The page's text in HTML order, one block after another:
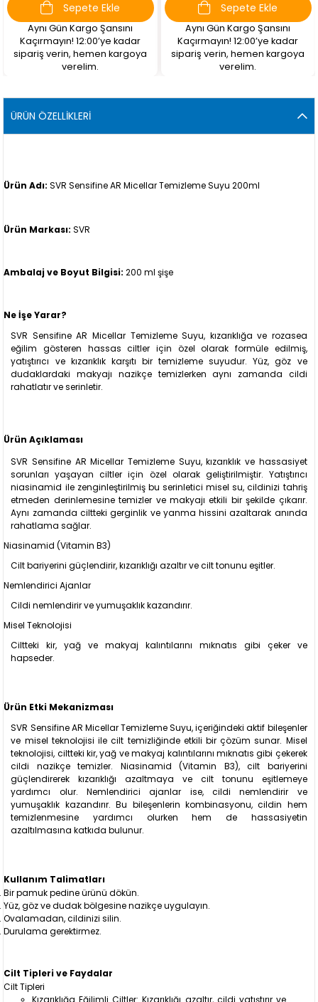
Sepete Ekle
Aynı Gün Kargo Şansını
Kaçırmayın! 12:00’ye kadar
sipariş verin, hemen kargoya
verelim.
Sepete Ekle
Aynı Gün Kargo Şansını
Kaçırmayın! 12:00’ye kadar
sipariş verin, hemen kargoya
verelim.
ÜRÜN ÖZELLIKLERI
Ürün Adı:SVR Sensifine AR Micellar Temizleme Suyu 200ml
Ürün Markası:SVR
Ambalaj ve Boyut Bilgisi:200 ml şişe
Ne İşe Yarar?
SVR Sensifine AR Micellar Temizleme Suyu, kızarıklığa ve rozasea
eğilim gösteren hassas ciltler için özel olarak formüle edilmiş,
yatıştırıcı ve kızarıklık karşıtı bir temizleme suyudur. Yüz, göz ve
dudaklardaki makyajı nazikçe temizlerken aynı zamanda cildi
rahatlatır ve serinletir.
Ürün Açıklaması
SVR Sensifine AR Micellar Temizleme Suyu, kızarıklık ve hassasiyet
sorunları yaşayan ciltler için özel olarak geliştirilmiştir. Yatıştırıcı
niasinamid ile zenginleştirilmiş bu serinletici misel su, cildinizi tahriş
etmeden derinlemesine temizler ve makyajı etkili bir şekilde çıkarır.
Aynı zamanda ciltteki gerginlik ve yanma hissini azaltarak anında
rahatlama sağlar.
Niasinamid (Vitamin B3)
Cilt bariyerini güçlendirir, kızarıklığı azaltır ve cilt tonunu eşitler.
Nemlendirici Ajanlar
Cildi nemlendirir ve yumuşaklık kazandırır.
Misel Teknolojisi
Ciltteki kir, yağ ve makyaj kalıntılarını mıknatıs gibi çeker ve
hapseder.
Ürün Etki Mekanizması
SVR Sensifine AR Micellar Temizleme Suyu, içeriğindeki aktif bileşenler
ve misel teknolojisi ile cilt temizliğinde etkili bir çözüm sunar. Misel
teknolojisi, ciltteki kir, yağ ve makyaj kalıntılarını mıknatıs gibi çekerek
cildi nazikçe temizler. Niasinamid (Vitamin B3), cilt bariyerini
güçlendirerek kızarıklığı azaltmaya ve cilt tonunu eşitlemeye
yardımcı olur. Nemlendirici ajanlar ise, cildi nemlendirir ve
yumuşaklık kazandırır. Bu bileşenlerin kombinasyonu, cildin hem
temizlenmesine yardımcı olurken hem de hassasiyetin
azaltılmasına katkıda bulunur.
Kullanım Talimatları
Bir pamuk pedine ürünü dökün.
Yüz, göz ve dudak bölgesine nazikçe uygulayın.
Ovalamadan, cildinizi silin.
Durulama gerektirmez.
Cilt Tipleri ve Faydalar
Cilt Tipleri